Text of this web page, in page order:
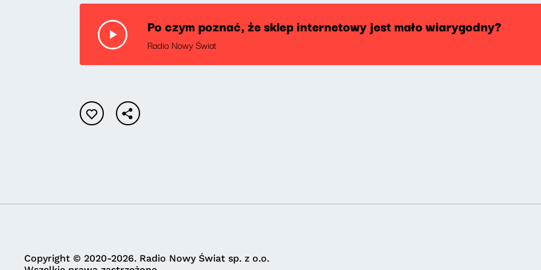
Po czym poznać, że sklep internetowy jest mało wiarygodny?
Radio Nowy Świat
Copyright © 2020-2026. Radio Nowy Świat sp. z o.o.